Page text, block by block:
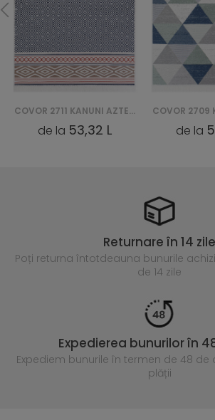
COVOR 2711 KANUNI AZTECA BAWEŁNIANY
de la 53,32 L de la
Returnare în 14 zile
Poți returna întotdeauna bunurile
de 14 zile
Expedierea bunurilor în
Expediem bunurile în termen de 48 de
plății